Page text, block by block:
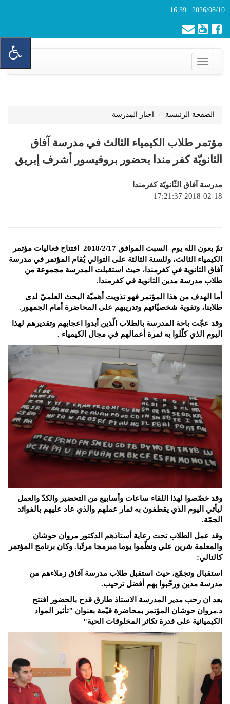
2026/08/10 | 16:39
Toggle
navigation
الصفحة الرئيسية اخبار المدرسة
مؤتمر طلاب الكيمياء الثالث في مدرسة آفاق
الثانويّة كفر مندا بحضور بروفيسور أشرف إبريق
مدرسة آفاق الثّانويّة كفرمندا
2018-02-18 17:21:37
تمّ بعون الله يوم السبت الموافق 2018/2/17 افتتاح فعاليات مؤتمر
الكيمياء الثالث، وللسنة الثالثة على التوالي يُقام المؤتمر في مدرسة
آفاق الثانوية في كفرمندا، حيث استقبلت المدرسة مجموعة من
طلاب مدرسة مدين الثانوية في كفرمندا.
أما الهدف من هذا المؤتمر فهو تذويت أهميّة البحث العلميّ لدى
طلابنا، وتقوية شخصيّاتهم وتدريبهم على المحاضرة أمام الجمهور.
وقد عجّت باحة المدرسة بالطلاب الّذين أبدوا اعجابهم وتقديرهم لهذا
اليوم الذي كلّلوا به ثمرة أعمالهم في مجال الكيمياء .
وقد خصّصوا لهذا اللقاء ساعات وأسابيع من التحضير والكدّ والعمل
ليأتي اليوم الذي يقطفون به ثمار عملهم والذي عاد عليهم بالفوائد
الجمّة.
وقد عمل الطلاب تحت رعاية أستاذهم الدكتور مروان حوشان
والمعلمة شرين علي ونظّموا يوما مبرمجا مرتّبا. وكان برنامج المؤتمر
كالتالي:
استقبال وتجمّع، حيث استقبل طلاب مدرسة آفاق زملاءهم من
مدرسة مدين ورحّبوا بهم أفضل ترحيب.
بعد ان رحب مدير المدرسة الاستاذ طارق قدح بالحضور افتتح
د.مروان حوشان المؤتمر بمحاضرة قيّمة بعنوان "تأثير المواد
الكيميائية على قدرة تكاثر المخلوقات الحية"